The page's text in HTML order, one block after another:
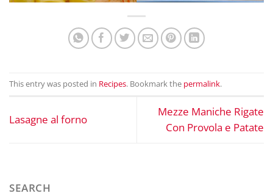
This entry was posted in Recipes. Bookmark the permalink.
Lasagne al forno
Mezze Maniche Rigate
Con Provola e Patate
SEARCH